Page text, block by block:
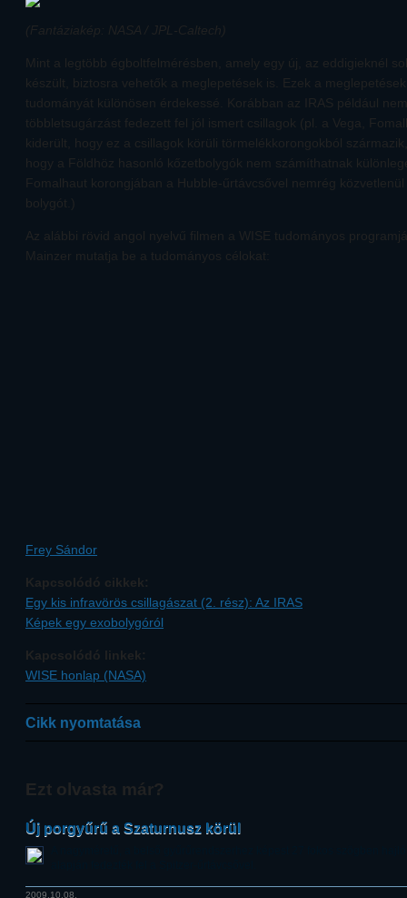
(Fantáziakép: NASA / JPL-Caltech)
Mint a legtöbb égboltfelmérésben, amely egy új, az eddigieknél
készült, biztosra vehetők a meglepetések is. Ezek a
tudományát különösen érdekessé. Korábban az IRAS például
többletsugárzást fedezett fel jól ismert csillagok (pl. a Vega,
kiderült, hogy ez a csillagok körüli törmelékkorongokból
hogy a Földhöz hasonló kőzetbolygók nem számíthatnak
Fomalhaut korongjában a Hubble-űrtávcsővel nemrég
bolygót.)
Az alábbi rövid angol nyelvű filmen a WISE tudományos
Mainzer mutatja be a tudományos célokat:
Frey Sándor
Kapcsolódó cikkek:
Egy kis infravörös csillagászat (2. rész): Az IRAS
Képek egy exobolygóról
Kapcsolódó linkek:
WISE honlap (NASA)
Cikk nyomtatása
Ezt olvasta már?
Új porgyűrű a Szaturnusz körül
2009.10.08.